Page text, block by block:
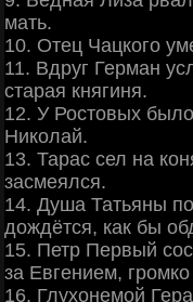
мать.
10. Отец Чацкого
11. Вдруг Герман
старая княгиня.
12. У Ростовых
Hиколай.
13. Тарас сел на
засмеялся.
14. Душа Татьяны
дождётся, как бы
15. Петр Первый
за Евгением,
16. Глухонемой